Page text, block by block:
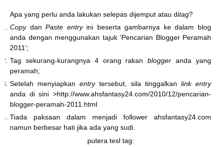
Apa yang perlu anda lakukan selepas dijemput atau ditag?
CopydanPaste entryini beserta gambarnya ke dalam blog
anda dengan menggunakan tajuk 'Pencarian Blogger Peramah
2011';
Tag sekurang-kurangnya 4 orang rakanblogger anda yang
peramah;
Setelah menyiapkan entrytersebut, sila tinggalkan link entry
anda di sini >http://www.ahsfantasy24.com/2010/12/pencarian-
blogger-peramah-2011.html
Tiada paksaan dalam menjadi follower ahsfantasy24.com
namun berbesar hati jika ada yang sudi.
putera tesl tag: